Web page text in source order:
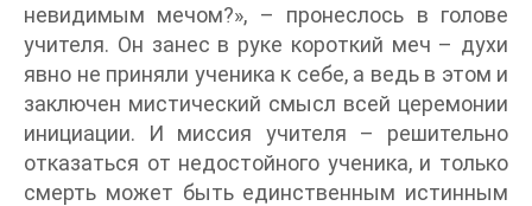
невидимым мечом?», – пронеслось в голове
учителя. Он занес в руке короткий меч – духи
явно не приняли ученика к себе, а ведь в этом и
заключен мистический смысл всей церемонии
инициации. И миссия учителя – решительно
отказаться от недостойного ученика, и только
смерть может быть единственным истинным